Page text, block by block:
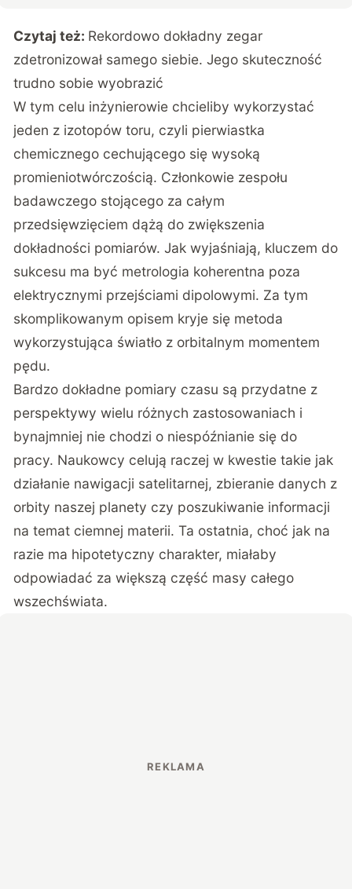
Czytaj też: Rekordowo dokładny zegar
zdetronizował samego siebie. Jego skuteczność
trudno sobie wyobrazić
W tym celu inżynierowie chcieliby wykorzystać
jeden z izotopów toru, czyli pierwiastka
chemicznego cechującego się wysoką
promieniotwórczością. Członkowie zespołu
badawczego stojącego za całym
przedsięwzięciem dążą do zwiększenia
dokładności pomiarów. Jak wyjaśniają, kluczem do
sukcesu ma być metrologia koherentna poza
elektrycznymi przejściami dipolowymi. Za tym
skomplikowanym opisem kryje się metoda
wykorzystująca światło z orbitalnym momentem
pędu.
Bardzo dokładne pomiary czasu są przydatne z
perspektywy wielu różnych zastosowaniach i
bynajmniej nie chodzi o niespóźnianie się do
pracy. Naukowcy celują raczej w kwestie takie jak
działanie nawigacji satelitarnej, zbieranie danych z
orbity naszej planety czy poszukiwanie informacji
na temat ciemnej materii. Ta ostatnia, choć jak na
razie ma hipotetyczny charakter, miałaby
odpowiadać za większą część masy całego
wszechświata.